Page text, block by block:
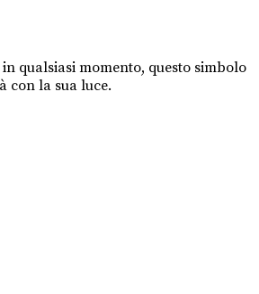
qualsiasi momento, questo simbolo
con la sua luce.